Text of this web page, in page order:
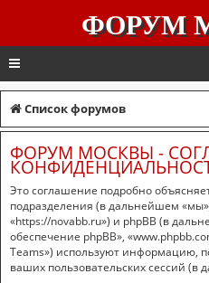
ФОРУМ
Список форумов
ФОРУМ МОСКВЫ -
Это соглашение подробно
подразделения (в дальнейшем
«https://novabb.ru») и phpBB (в
обеспечение phpBB»,
Teams») используют информацию,
ваших пользовательских сессий